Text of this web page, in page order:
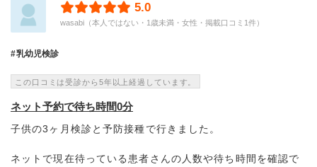
5.0
wasabi（本人ではない・1歳未満・女性・掲載口コミ1件）
乳幼児検診
この口コミは受診から5年以上経過しています。
ネット予約で待ち時間0分
子供の3ヶ月検診と予防接種で行きました。
ネットで現在待っている患者さんの人数や待ち時間を確認で